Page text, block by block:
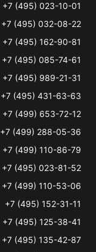
+7 (495) 023-10-01
+7 (495) 032-08-22
+7 (495) 162-90-81
+7 (495) 085-74-61
+7 (495) 989-21-31
+7 (495) 431-63-63
+7 (499) 653-72-12
+7 (499) 288-05-36
+7 (499) 110-86-79
+7 (495) 023-81-52
+7 (499) 110-53-06
+7 (495) 152-31-11
+7 (495) 125-38-41
+7 (495) 135-42-87